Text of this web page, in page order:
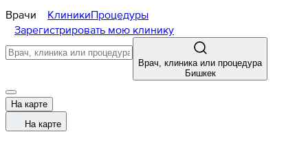
Врачи КлиникиПроцедуры
Зарегистрировать мою клинику
Врач, клиника или процедура
Бишкек
На карте
На карте